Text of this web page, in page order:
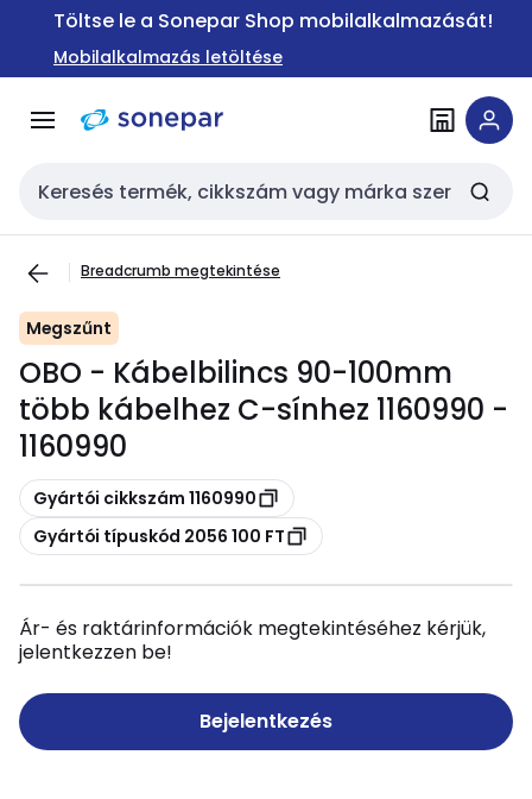
Ugrás a
Ugrás a
tartalomra
Töltse le a Sonepar Shop mobilalkalmazását!
Mobilalkalmazás letöltése
Keresési bemenet
Breadcrumb megtekintése
Megszűnt
OBO - Kábelbilincs 90-100mm
több kábelhez C-sínhez 1160990 -
1160990
Másolás
Gyártói cikkszám 1160990
Másolás
Gyártói típuskód 2056 100 FT
Ár- és raktárinformációk megtekintéséhez kérjük,
jelentkezzen be!
Bejelentkezés